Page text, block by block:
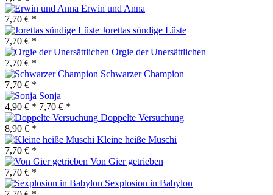
Erwin und Anna
7,70 € *
Jorettas sündige Lüste
7,70 € *
Orgie der Unersättlichen
7,70 € *
Schwarzer Champion
7,70 € *
Sonja
4,90 € * 7,70 € *
Doppelte Versuchung
8,90 € *
Kleine heiße Muschi
7,70 € *
Von Gier getrieben
7,70 € *
Sexplosion in Babylon